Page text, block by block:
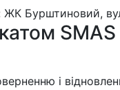
Бурштиновий,
SMAS
і